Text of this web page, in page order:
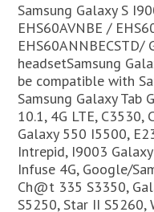
Samsung Galaxy S
EHS60AVNBE /
EHS60ANNBECSTD/
headsetSamsung
be compatible with
Samsung Galaxy Tab
10.1, 4G LTE,
Galaxy 550 I5500,
Intrepid, I9003
Infuse 4G, Google/
Ch@t 335 S3350,
S5250, Star II S5260,